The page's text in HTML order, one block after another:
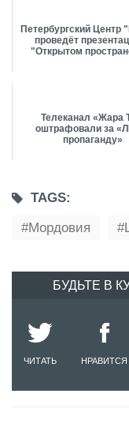
Петербургский Центр
проведёт
"Открытом
Телеканал «Жара
оштрафовали за
пропаганду»
TAGS:
Мордовия
БУДЬТЕ В
ЧИТАТЬ НРАВИТСЯ